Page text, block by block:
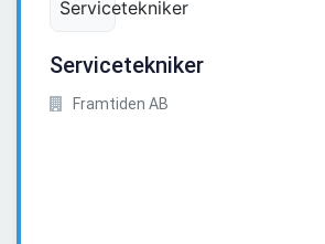
Servicetekniker
Framtiden AB